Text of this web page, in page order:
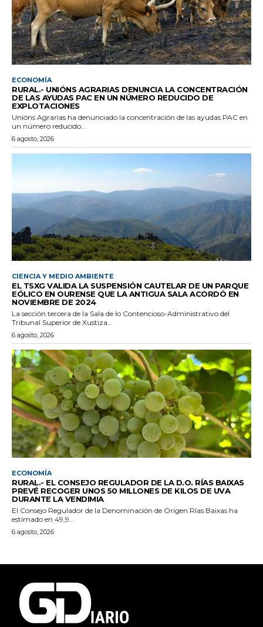
ECONOMÍA
RURAL.- UNIÓNS AGRARIAS DENUNCIA LA CONCENTRACIÓN
DE LAS AYUDAS PAC EN UN NÚMERO REDUCIDO DE
EXPLOTACIONES
Unións Agrarias ha denunciado la concentración de las ayudas PAC en
un número reducido...
6 agosto, 2026
CIENCIA Y MEDIO AMBIENTE
EL TSXG VALIDA LA SUSPENSIÓN CAUTELAR DE UN PARQUE
EÓLICO EN OURENSE QUE LA ANTIGUA SALA ACORDÓ EN
NOVIEMBRE DE 2024
La sección tercera de la Sala de lo Contencioso-Administrativo del
Tribunal Superior de Xustiza...
6 agosto, 2026
ECONOMÍA
RURAL.- EL CONSEJO REGULADOR DE LA D.O. RÍAS BAIXAS
PREVÉ RECOGER UNOS 50 MILLONES DE KILOS DE UVA
DURANTE LA VENDIMIA
El Consejo Regulador de la Denominación de Origen Rías Baixas ha
estimado en 49,9...
6 agosto, 2026